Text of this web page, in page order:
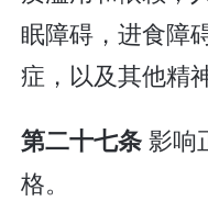
眠障碍，进食障
症，以及其他精
第二十七条影响
格。